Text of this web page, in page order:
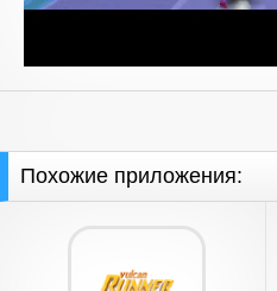
Похожие приложения: